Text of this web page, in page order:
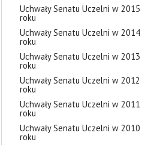
Uchwały Senatu Uczelni w 2015
roku
Uchwały Senatu Uczelni w 2014
roku
Uchwały Senatu Uczelni w 2013
roku
Uchwały Senatu Uczelni w 2012
roku
Uchwały Senatu Uczelni w 2011
roku
Uchwały Senatu Uczelni w 2010
roku